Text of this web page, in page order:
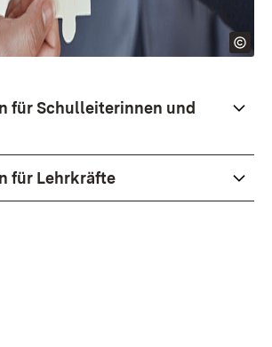
für Schulleiterinnen und
für Lehrkräfte